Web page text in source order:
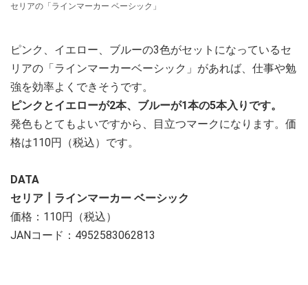
セリアの「ラインマーカー ベーシック」
ピンク、イエロー、ブルーの3色がセットになっているセ
リアの「ラインマーカーベーシック」があれば、仕事や勉
強を効率よくできそうです。
ピンクとイエローが2本、ブルーが1本の5本入りです。
発色もとてもよいですから、目立つマークになります。価
格は110円（税込）です。
DATA
セリア┃ラインマーカー ベーシック
価格：110円（税込）
JANコード：4952583062813